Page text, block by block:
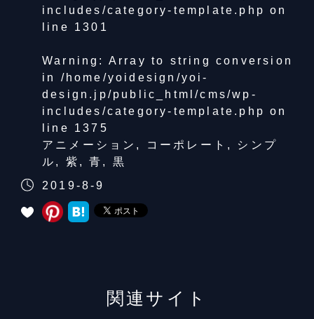
includes/category-template.php on
line 1301
Warning : Array to string conversion
in /home/yoidesign/yoi-
design.jp/public_html/cms/wp-
includes/category-template.php on
line 1375
アニメーション , コーポレート , シンプ
ル , 紫 ,青 , 黒
2019-8-9
関連サイト